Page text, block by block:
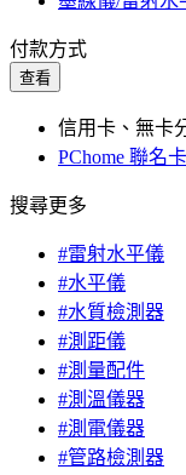
付款方式
查看
信用卡、無卡
PChome 聯名
搜尋更多
#雷射水平儀
#水平儀
#水質檢測器
#測距儀
#測量配件
#測溫儀器
#測電儀器
#管路檢測器